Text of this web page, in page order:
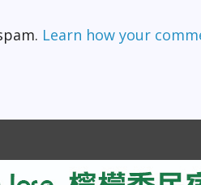
Learn how your